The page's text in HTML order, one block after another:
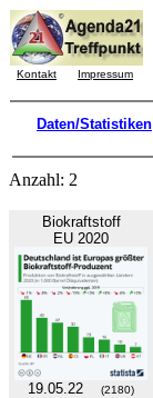
Kontakt Impressum
Daten/Statistiken
Anzahl: 2
Biokraftstoff
EU 2020
19.05.22 (2180)